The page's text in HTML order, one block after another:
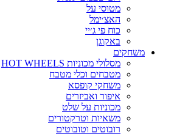
מטוסי על
האצ׳ימל
כוח פי ג׳יי
באקוגן
משחקים
מסלולי מכוניות HOT WHEELS
מטבחים וכלי מטבח
משחקי קופסא
איפור ואביזרים
מכוניות על שלט
משאיות וטרקטורים
רובוטים וטובוטים